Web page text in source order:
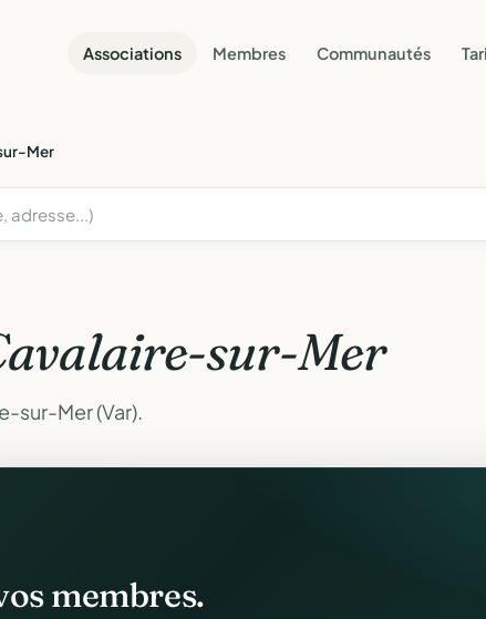
Associations Membres Communautés
Mer
sur-Mer
sur-Mer (Var).
offert.